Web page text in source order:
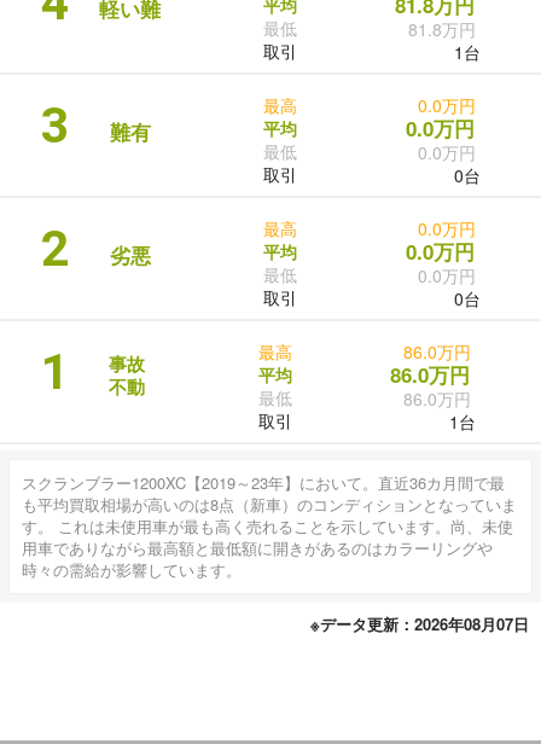
軽い難
最低
取引
81.8万円
1台
3 難有
最高
平均
最低
取引
0.0万円
0.0万円
0.0万円
0台
2 劣悪
最高
平均
最低
取引
0.0万円
0.0万円
0.0万円
0台
1
事故
不動
最高
平均
最低
取引
86.0万円
86.0万円
86.0万円
1台
スクランブラー1200XC【2019～23年】において。直近36カ月間で最
も平均買取相場が高いのは8点（新車）のコンディションとなっていま
す。 これは未使用車が最も高く売れることを示しています。尚、未使
用車でありながら最高額と最低額に開きがあるのはカラーリングや
時々の需給が影響しています。
※データ更新：2026年08月07日